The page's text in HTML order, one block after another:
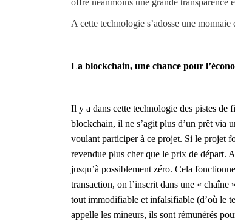
offre néanmoins une grande transparence
A cette technologie s’adosse une
La blockchain, une chance pour
Il y a dans cette technologie des pistes de
blockchain, il ne s’agit plus d’un prêt via
voulant participer à ce projet. Si le projet
revendue plus cher que le prix de départ.
jusqu’à possiblement zéro. Cela
transaction, on l’inscrit dans une « chaîne
tout immodifiable et infalsifiable (d’où le
appelle les mineurs, ils sont rémunérés